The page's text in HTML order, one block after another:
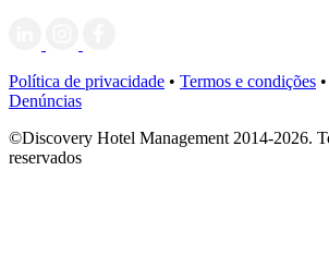
Política de privacidade • Termos e condições •
Denúncias
©Discovery Hotel Management 2014-2026.
reservados